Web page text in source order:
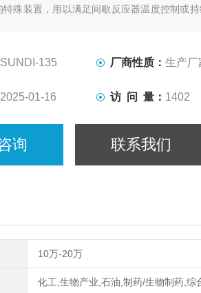
特殊装置，用以满足间歇反应器温度控制或
SUNDI-135 厂商性质：生产厂
2025-01-16 访 问 量： 1402
询 联系我们
10万-20万
化工,生物产业,石油,制药/生物制药,综